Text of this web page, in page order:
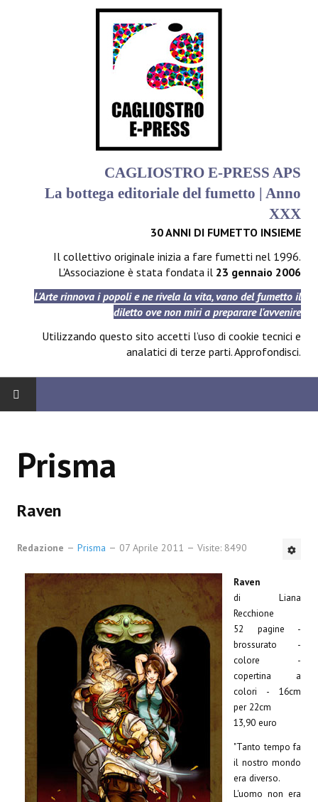
CAGLIOSTRO E-PRESS APS
La bottega editoriale del fumetto | Anno
XXX
30 ANNI DI FUMETTO INSIEME
Il collettivo originale inizia a fare fumetti nel 1996.
L'Associazione è stata fondata il 23 gennaio 2006
L'Arte rinnova i popoli e ne rivela la vita, vano del fumetto il
diletto ove non miri a preparare l'avvenire
Utilizzando questo sito accetti l’uso di cookie tecnici e
analatici di terze parti.Approfondisci.
BOARD
Contest
Prossimamente
Spazio Cagliostro@Lucca 2014
Spazio Cagliostro@Lucca 2015
Spazio Cagliostro@Lucca 2016
Spazio Cagliostro@Lucca 2017
Casa Cagliostro@Lucca2018
#baseLUna@Lucca 2019
PUBBLICAZIONI
Prisma
Raven
Redazione Prisma 07 Aprile 2011 Visite: 8490
Raven
di Liana
Recchione
52 pagine -
brossurato -
colore -
copertina a
colori - 16cm
per 22cm
13,90 euro
"Tanto tempo fa
il nostro mondo
era diverso.
L'uomo non era